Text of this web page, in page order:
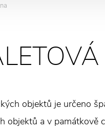
objektů je určeno
objektů a v památkově